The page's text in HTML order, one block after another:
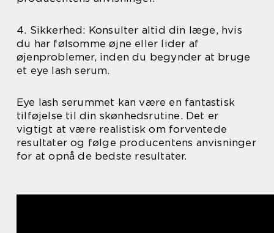
4. Sikkerhed: Konsulter altid din læge, hvis
du har følsomme øjne eller lider af
øjenproblemer, inden du begynder at bruge
et eye lash serum.
Eye lash serummet kan være en fantastisk
tilføjelse til din skønhedsrutine. Det er
vigtigt at være realistisk om forventede
resultater og følge producentens anvisninger
for at opnå de bedste resultater.